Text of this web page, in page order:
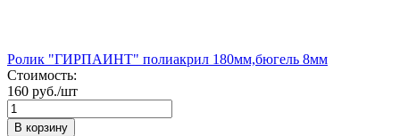
Ролик "ГИРПАИНТ" полиакрил 180мм,бюгель 8мм
Стоимость:
160 руб./шт
В корзину